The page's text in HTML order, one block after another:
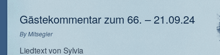
Gästekommentar zum 66. – 21.09.24
ByMitsegler
Liedtext von Sylvia